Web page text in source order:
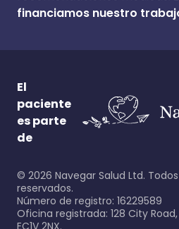
financiamos nuestro
El
paciente
es parte
de
© 2026 Navegar Salud Ltd.
reservados.
Número de registro: 16229589
Oficina registrada: 128 City
EC1V 2NX.